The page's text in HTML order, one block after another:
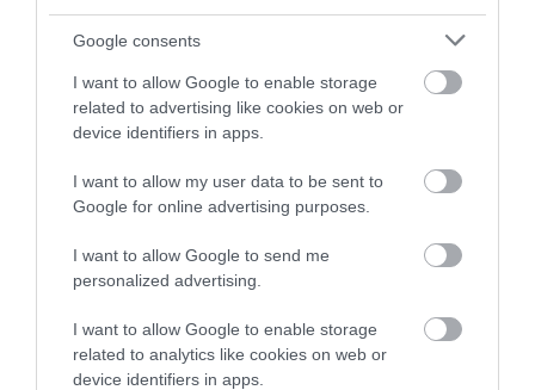
Google consents
I want to allow Google to enable storage
related to advertising like cookies on web or
device identifiers in apps.
I want to allow my user data to be sent to
Google for online advertising purposes.
I want to allow Google to send me
personalized advertising.
I want to allow Google to enable storage
related to analytics like cookies on web or
device identifiers in apps.
Προτεινόμενα άρθρα
Από τον 19ο αιώνα μέχρι και την δεκαετία του 1970
ΤΟ ΜΕΓΑΛΥΤΕΡΟ ΠΑΝΗΓΥΡΙ ΤΗΣ ΑΝΔΡΟΥ: Του
ΟΡΜΟΣ ΚΟΡΘΙΟΥ: Όταν η φωτογραφία γίνεται μνήμη